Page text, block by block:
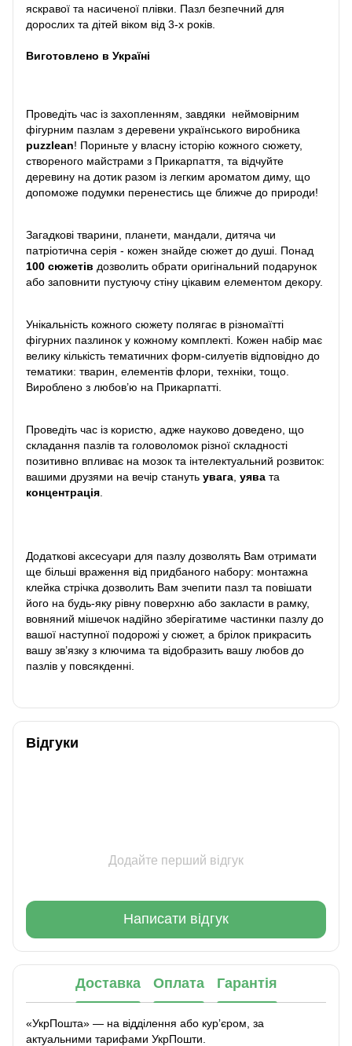
яскравої та насиченої плівки. Пазл безпечний для
дорослих та дітей віком від 3-х років.
Виготовлено в Україні
Проведіть час із захопленням, завдяки неймовірним
фігурним пазлам з деревени українського виробника
puzzlean! Пориньте у власну історію кожного сюжету,
створеного майстрами з Прикарпаття, та відчуйте
деревину на дотик разом із легким ароматом диму, що
допоможе подумки перенестись ще ближче до природи!
Загадкові тварини, планети, мандали, дитяча чи
патріотична серія - кожен знайде сюжет до душі. Понад
100 сюжетів дозволить обрати оригінальний подарунок
або заповнити пустуючу стіну цікавим елементом декору.
Унікальність кожного сюжету полягає в різномаїтті
фігурних пазлинок у кожному комплекті. Кожен набір має
велику кількість тематичних форм-силуетів відповідно до
тематики: тварин, елементів флори, техніки, тощо.
Вироблено з любов’ю на Прикарпатті.
Проведіть час із користю, адже науково доведено, що
складання пазлів та головоломок різної складності
позитивно впливає на мозок та інтелектуальний розвиток:
вашими друзями на вечір стануть увага уява та
концентрація
Додаткові аксесуари для пазлу дозволять Вам отримати
ще більші враження від придбаного набору: монтажна
клейка стрічка дозволить Вам зчепити пазл та повішати
його на будь-яку рівну поверхню або закласти в рамку,
вовняний мішечок надійно зберігатиме частинки пазлу до
вашої наступної подорожі у сюжет, а брілок прикрасить
вашу зв’язку з ключима та відобразить вашу любов до
пазлів у повсякденні.
Відгуки
Додайте перший відгук
Написати відгук
Доставка Оплата Гарантія
«УкрПошта» — на відділення або курʼєром, за
актуальними тарифами УкрПошти.